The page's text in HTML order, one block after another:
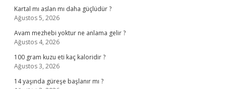
Kartal mı aslan mı daha güçlüdür ?
Ağustos 5, 2026
Avam mezhebi yoktur ne anlama gelir ?
Ağustos 4, 2026
100 gram kuzu eti kaç kaloridir ?
Ağustos 3, 2026
14 yaşında güreşe başlanır mı ?